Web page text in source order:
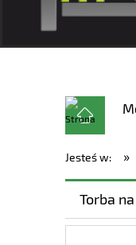
Jesteś w: »
Torba